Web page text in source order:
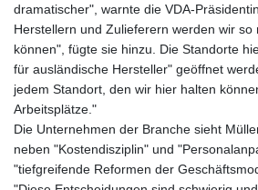
dramatischer", warnte die VDA-
Herstellern und Zulieferern werden wir so
können", fügte sie hinzu. Die Standorte
für ausländische Hersteller" geöffnet
jedem Standort, den wir hier halten
Arbeitsplätze."
Die Unternehmen der Branche sieht
neben "Kostendisziplin" und
"tiefgreifende Reformen der